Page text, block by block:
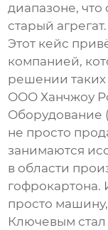
диапазоне,
старый агрегат.
Этот кейс
компанией,
решении таких
ООО Ханчжоу
Оборудование
не просто
занимаются
в области
просто
Ключевым стал